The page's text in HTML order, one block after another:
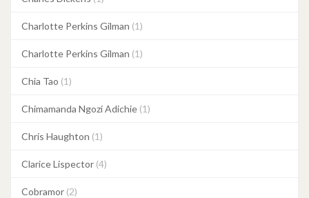
Charlotte Perkins Gilman (1)
Charlotte Perkins Gilman (1)
Chia Tao (1)
Chimamanda Ngozi Adichie (1)
Chris Haughton (1)
Clarice Lispector (4)
Cobramor (2)